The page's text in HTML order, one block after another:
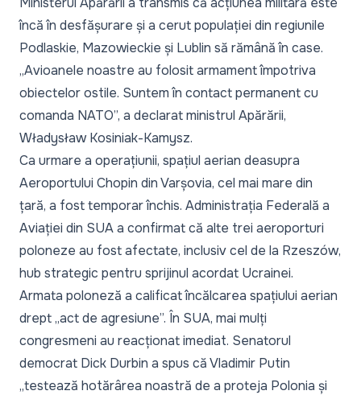
încă în desfășurare și a cerut populației din regiunile
Podlaskie, Mazowieckie și Lublin să rămână în case.
„Avioanele noastre au folosit armament împotriva
obiectelor ostile. Suntem în contact permanent cu
comanda NATO”, a declarat ministrul Apărării,
Władysław Kosiniak-Kamysz.
Ca urmare a operațiunii, spațiul aerian deasupra
Aeroportului Chopin din Varșovia, cel mai mare din
țară, a fost temporar închis. Administrația Federală a
Aviației din SUA a confirmat că alte trei aeroporturi
poloneze au fost afectate, inclusiv cel de la Rzeszów,
hub strategic pentru sprijinul acordat Ucrainei.
Armata poloneză a calificat încălcarea spațiului aerian
drept „act de agresiune”. În SUA, mai mulți
congresmeni au reacționat imediat. Senatorul
democrat Dick Durbin a spus că Vladimir Putin
„testează hotărârea noastră de a proteja Polonia și